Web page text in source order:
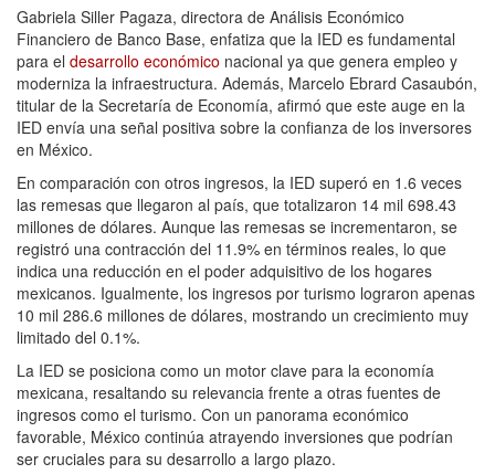
Gabriela Siller Pagaza, directora de Análisis Económico
Financiero de Banco Base, enfatiza que la IED es fundamental
para el desarrollo económico nacional ya que genera empleo y
moderniza la infraestructura. Además, Marcelo Ebrard Casaubón,
titular de la Secretaría de Economía, afirmó que este auge en la
IED envía una señal positiva sobre la confianza de los inversores
en México.
En comparación con otros ingresos, la IED superó en 1.6 veces
las remesas que llegaron al país, que totalizaron 14 mil 698.43
millones de dólares. Aunque las remesas se incrementaron, se
registró una contracción del 11.9% en términos reales, lo que
indica una reducción en el poder adquisitivo de los hogares
mexicanos. Igualmente, los ingresos por turismo lograron apenas
10 mil 286.6 millones de dólares, mostrando un crecimiento muy
limitado del 0.1%.
La IED se posiciona como un motor clave para la economía
mexicana, resaltando su relevancia frente a otras fuentes de
ingresos como el turismo. Con un panorama económico
favorable, México continúa atrayendo inversiones que podrían
ser cruciales para su desarrollo a largo plazo.